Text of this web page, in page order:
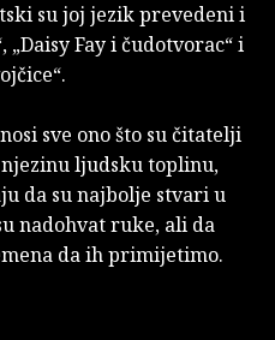
su joj jezik prevedeni i
„Daisy Fay i čudotvorac“ i
sve ono što su čitatelji
ljudsku toplinu,
da su najbolje stvari u
nadohvat ruke, ali da
da ih primijetimo.